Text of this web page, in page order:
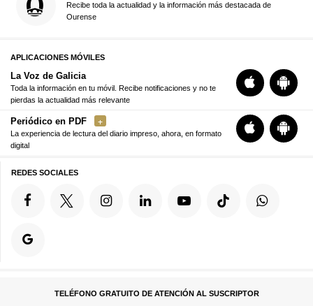
Recibe toda la actualidad y la información más destacada de
Ourense
APLICACIONES MÓVILES
La Voz de Galicia
Toda la información en tu móvil. Recibe notificaciones y no te
pierdas la actualidad más relevante
Periódico en PDF
La experiencia de lectura del diario impreso, ahora, en formato
digital
REDES SOCIALES
TELÉFONO GRATUITO DE ATENCIÓN AL SUSCRIPTOR